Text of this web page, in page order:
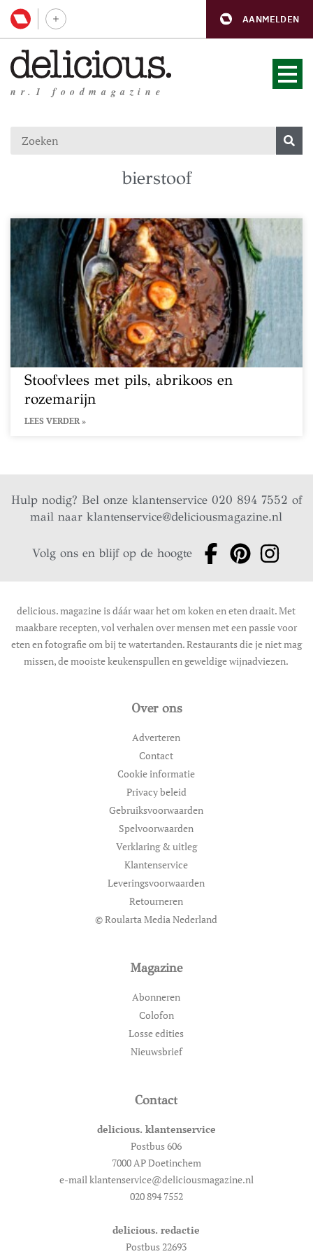
AANMELDEN
nr.1 foodmagazine
bierstoof
Stoofvlees met pils, abrikoos en
rozemarijn
LEES VERDER »
Hulp nodig? Bel onze klantenservice 020 894 7552 of
mail naarklantenservice@deliciousmagazine.nl
Volg ons en blijf op de hoogte
delicious. magazine is dáár waar het om koken en eten draait. Met
maakbare recepten, vol verhalen over mensen met een passie voor
eten en fotografie om bij te watertanden. Restaurants die je niet mag
missen, de mooiste keukenspullen en geweldige wijnadviezen.
Over ons
Adverteren
Contact
Cookie informatie
Privacy beleid
Gebruiksvoorwaarden
Spelvoorwaarden
Verklaring & uitleg
Klantenservice
Leveringsvoorwaarden
Retourneren
© Roularta Media Nederland
Magazine
Abonneren
Colofon
Losse edities
Nieuwsbrief
Contact
delicious. klantenservice
Postbus 606
7000 AP Doetinchem
e-mail klantenservice@deliciousmagazine.nl
020 894 7552
delicious. redactie
Postbus 22693